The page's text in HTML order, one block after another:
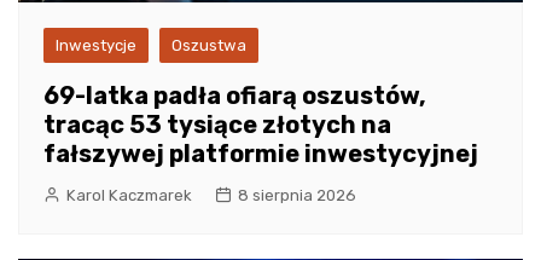
Inwestycje Oszustwa
69-latka padła ofiarą oszustów,
tracąc 53 tysiące złotych na
fałszywej platformie inwestycyjnej
Karol Kaczmarek 8 sierpnia 2026